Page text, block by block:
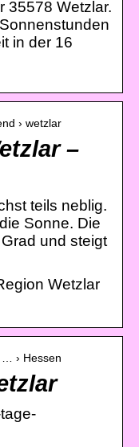
35578 Wetzlar.
in der 16
› wetzlar
–
teils neblig.
Sonne. Die
und steigt
Wetzlar
› Hessen